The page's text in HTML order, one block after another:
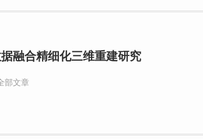
融合精细化三维重建研究
部文章